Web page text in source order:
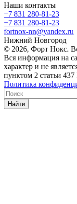
Наши контакты
+7 831 280-81-23
+7 831 280-81-23
fortnox-nn@yandex.ru
Нижний Новгород
© 2026, Форт Нокс.
Вся информация на
характер и не
пунктом 2 статьи
Политика
Найти